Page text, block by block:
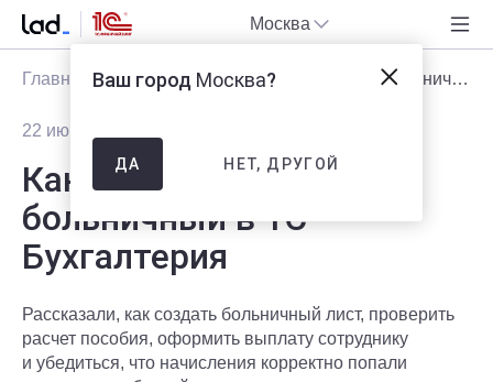
Москва
Главная Блог Статьи Как оформить больничный в 1С Бухгалтерия
22 июня 2026
Как оформить
больничный в 1С
Бухгалтерия
Рассказали, как создать больничный лист, проверить
расчет пособия, оформить выплату сотруднику
и убедиться, что начисления корректно попали
Ваш город Москва?
ДА НЕТ, ДРУГОЙ